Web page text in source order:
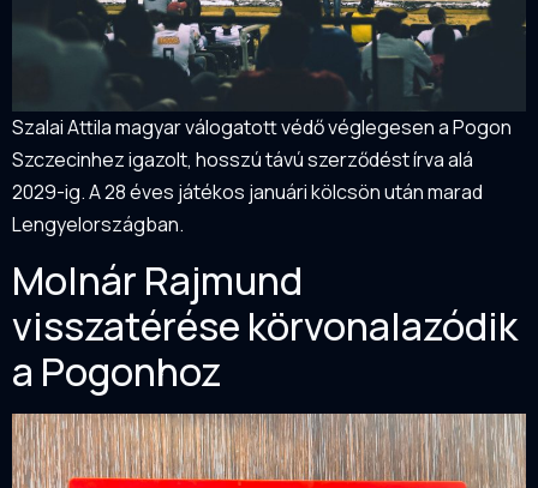
Szalai Attila magyar válogatott védő véglegesen a Pogon
Szczecinhez igazolt, hosszú távú szerződést írva alá
2029-ig. A 28 éves játékos januári kölcsön után marad
Lengyelországban.
Molnár Rajmund
visszatérése körvonalazódik
a Pogonhoz